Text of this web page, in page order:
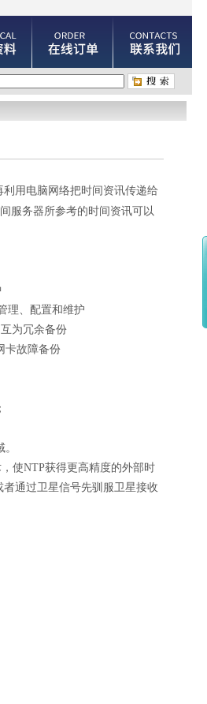
用电脑网络把时间资讯传递给
服务器所参考的时间资讯可以
理、配置和维护
为冗余备份
卡故障备份
使NTP获得更高精度的外部时
通过卫星信号先驯服卫星接收